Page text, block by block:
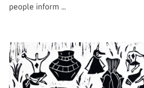
people inform ...